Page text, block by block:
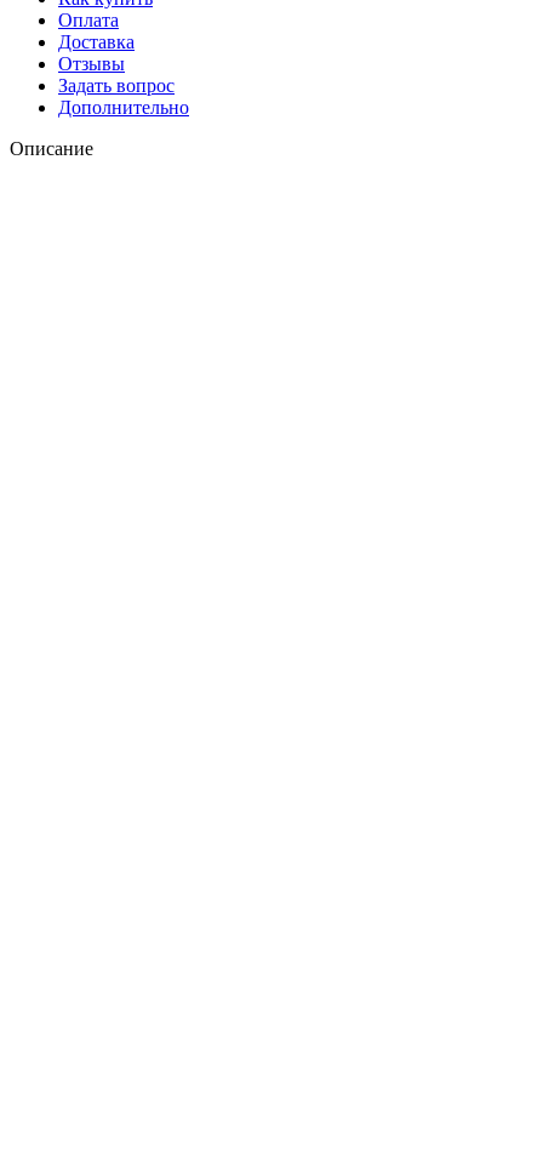
Оплата
Доставка
Отзывы
Задать вопрос
Дополнительно
Описание